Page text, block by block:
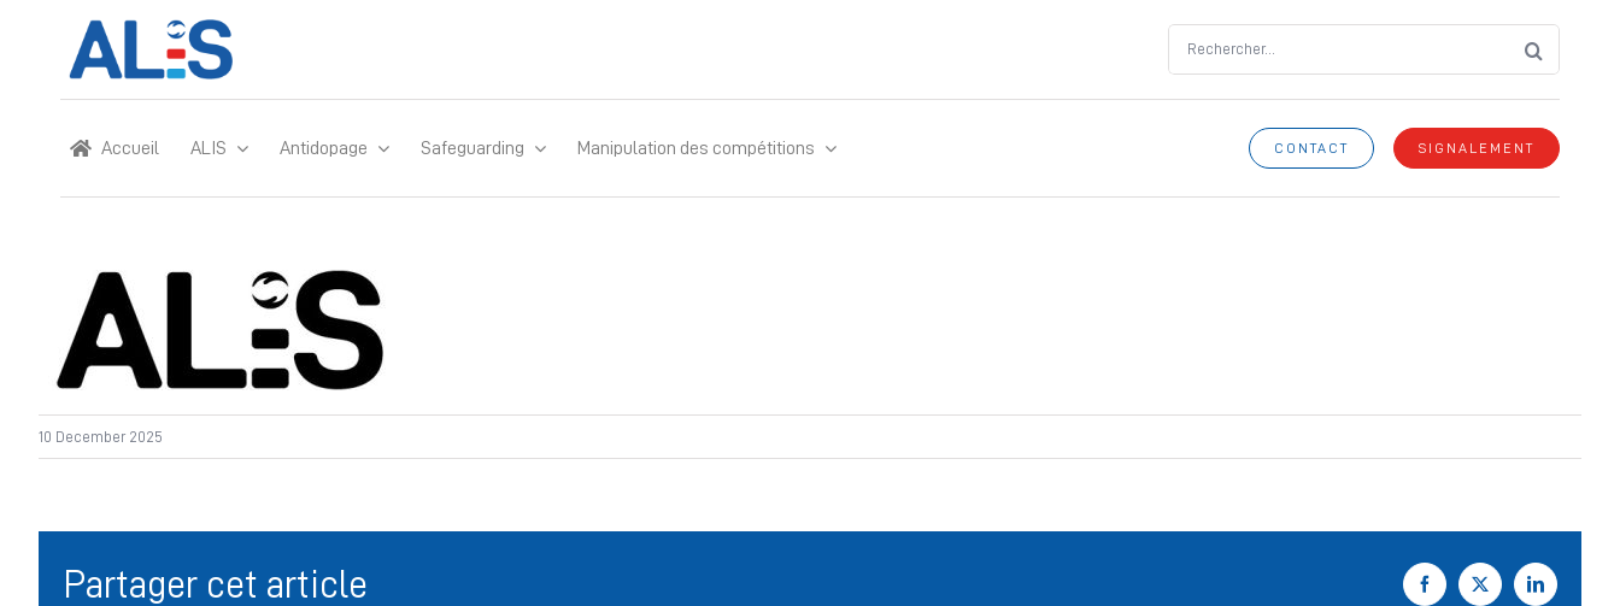
for:
Accueil ALIS Antidopage Safeguarding Manipulation des compétitions CONTACT SIGNALEMENT
10 December 2025
Partager cet article Facebook
X LinkedIn